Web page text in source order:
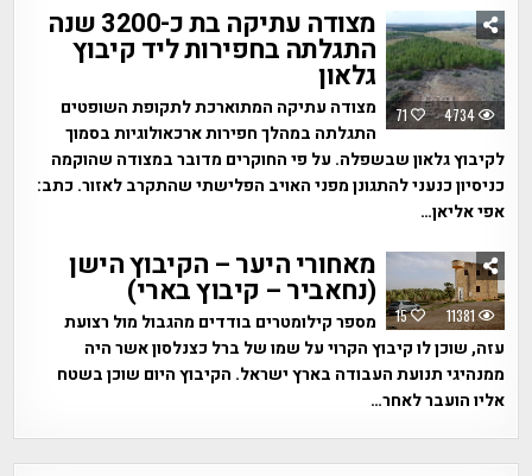
71 4734
מצודה עתיקה בת כ-3200 שנה
התגלתה בחפירות ליד קיבוץ
גלאון
מצודה עתיקה המתוארכת לתקופת השופטים
התגלתה במהלך חפירות ארכאולוגיות בסמוך
לקיבוץ גלאון שבשפלה. על פי החוקרים מדובר במצודה שהוקמה
כניסיון כנעני להתגונן מפני האויב הפלישתי שהתקרב לאזור. כתב:
אפי אליאן…
15 11381
מאחורי היער – הקיבוץ הישן
(נחאביר – קיבוץ בארי)
מספר קילומטרים בודדים מהגבול מול רצועת
עזה, שוכן לו קיבוץ הקרוי על שמו של ברל כצנלסון אשר היה
ממנהיגי תנועת העבודה בארץ ישראל. הקיבוץ היום שוכן בשטח
אליו הועבר לאחר…